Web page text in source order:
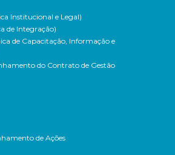
Institucional e Legal)
de Integração)
de Capacitação, Informação e
do Contrato de Gestão
de Ações